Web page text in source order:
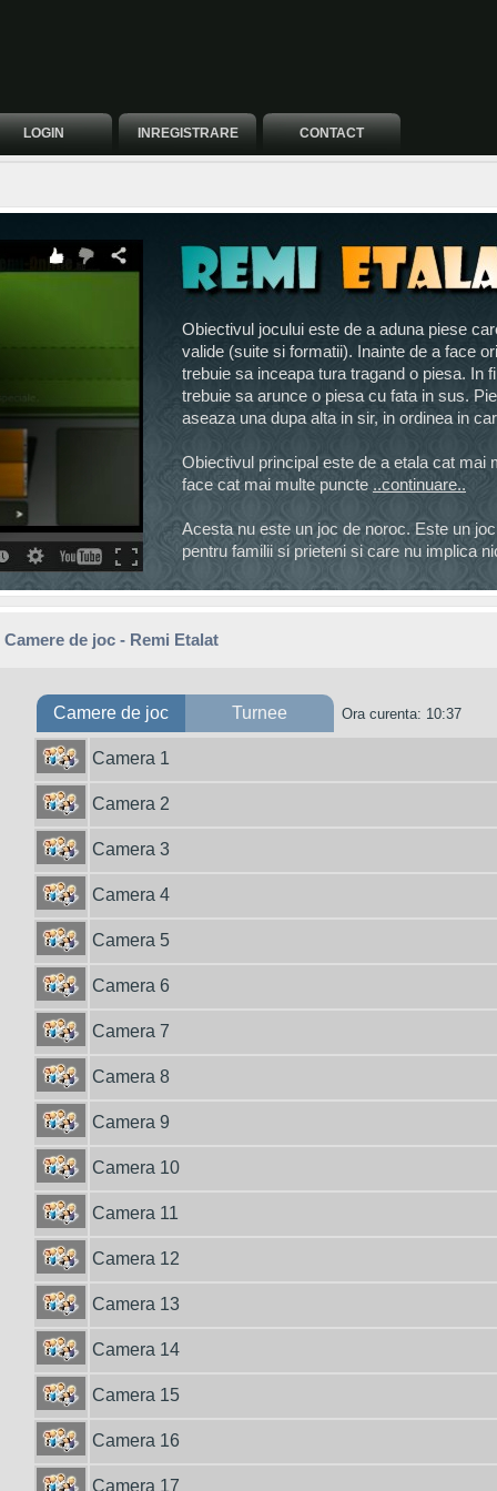
LOGIN INREGISTRARE CONTACT
Obiectivul jocului este de a aduna piese
valide (suite si formatii). Inainte de a face
trebuie sa inceapa tura tragand o piesa. In
trebuie sa arunce o piesa cu fata in sus.
aseaza una dupa alta in sir, in ordinea in
Obiectivul principal este de a etala cat mai
face cat mai multe puncte ..continuare..
Acesta nu este un joc de noroc. Este un
pentru familii si prieteni si care nu implica
Camere de joc - Remi Etalat
Camere de joc Turnee Ora curenta: 10:37
Camera 1
Camera 2
Camera 3
Camera 4
Camera 5
Camera 6
Camera 7
Camera 8
Camera 9
Camera 10
Camera 11
Camera 12
Camera 13
Camera 14
Camera 15
Camera 16
Camera 17